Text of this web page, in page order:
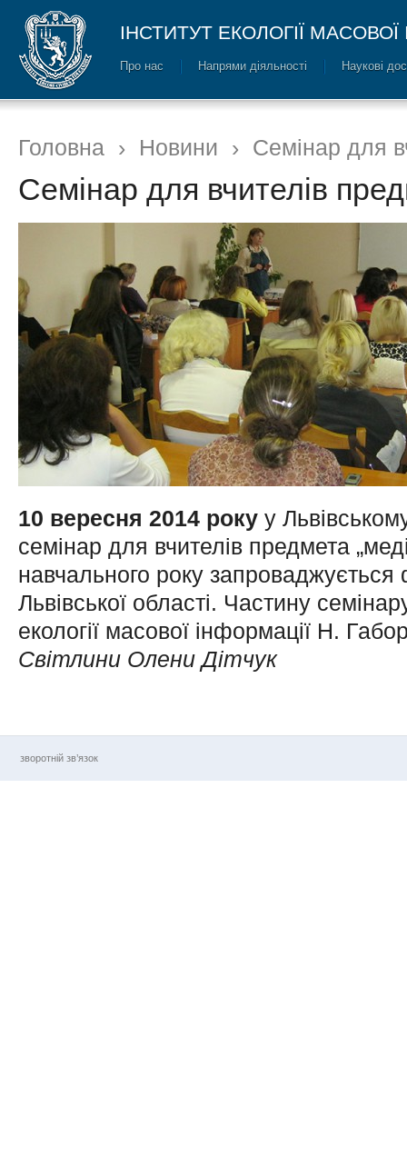
ІНСТИТУТ ЕКОЛОГІЇ МАСОВОЇ
Про нас Напрями діяльності Наукові
Головна › Новини › Семінар для
Семінар для вчителів
10 вересня 2014 року у
семінар для вчителів предмета
навчального року
Львівської області. Частину
екології масової інформації Н.
Світлини Олени Дітчук
зворотній зв’язок